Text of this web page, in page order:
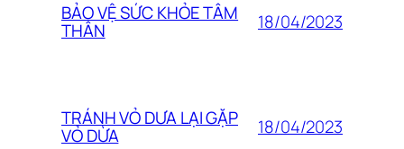
BẢO VỆ SỨC KHỎE TÂM
THÂN 18/04/2023
TRÁNH VỎ DƯA LẠI GẶP
VỎ DỪA 18/04/2023